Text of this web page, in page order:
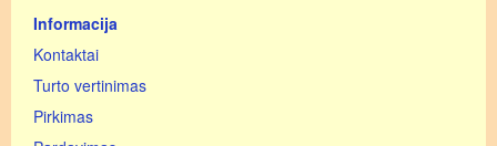
Informacija
Kontaktai
Turto vertinimas
Pirkimas